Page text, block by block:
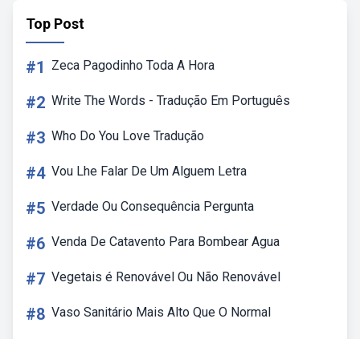
Top Post
#1 Zeca Pagodinho Toda A Hora
#2 Write The Words - Tradução Em Português
#3 Who Do You Love Tradução
#4 Vou Lhe Falar De Um Alguem Letra
#5 Verdade Ou Consequência Pergunta
#6 Venda De Catavento Para Bombear Agua
#7 Vegetais é Renovável Ou Não Renovável
#8 Vaso Sanitário Mais Alto Que O Normal